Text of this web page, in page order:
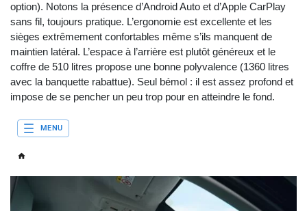
option). Notons la présence d’Android Auto et d’Apple CarPlay
sans fil, toujours pratique. L’ergonomie est excellente et les
sièges extrêmement confortables même s’ils manquent de
maintien latéral. L’espace à l’arrière est plutôt généreux et le
coffre de 510 litres propose une bonne polyvalence (1360 litres
avec la banquette rabattue). Seul bémol : il est assez profond et
impose de se pencher un peu trop pour en atteindre le fond.